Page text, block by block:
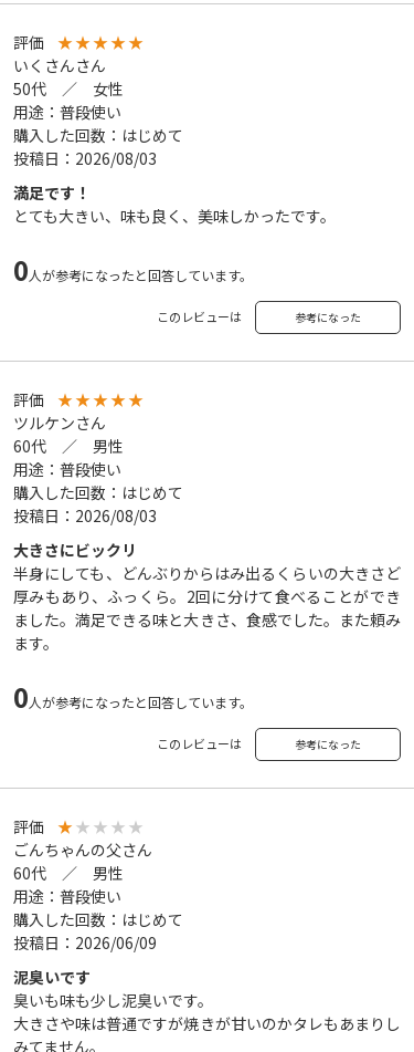
評価 ★★★★★
いくさんさん
50代 ／ 女性
用途：普段使い
購入した回数：はじめて
投稿日：2026/08/03
満足です！
とても大きい、味も良く、美味しかったです。
0人が参考になったと回答しています。
このレビューは 参考になった
評価 ★★★★★
ツルケンさん
60代 ／ 男性
用途：普段使い
購入した回数：はじめて
投稿日：2026/08/03
大きさにビックリ
半身にしても、どんぶりからはみ出るくらいの大きさど
厚みもあり、ふっくら。2回に分けて食べることができ
ました。満足できる味と大きさ、食感でした。また頼み
ます。
0人が参考になったと回答しています。
このレビューは 参考になった
評価 ★★ ★ ★ ★
ごんちゃんの父さん
60代 ／ 男性
用途：普段使い
購入した回数：はじめて
投稿日：2026/06/09
泥臭いです
臭いも味も少し泥臭いです。
大きさや味は普通ですが焼きが甘いのかタレもあまりし
みてません。